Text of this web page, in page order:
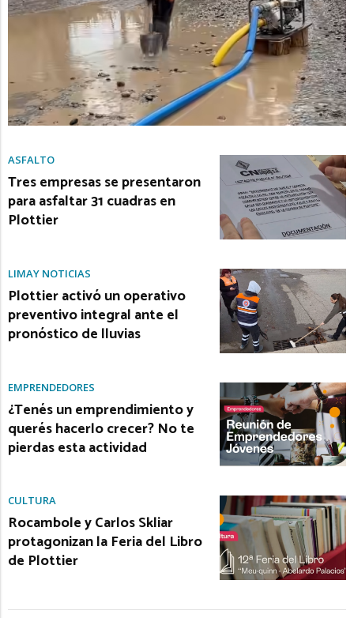
ASFALTO
Tres empresas se presentaron
para asfaltar 31 cuadras en
Plottier
LIMAY NOTICIAS
Plottier activó un operativo
preventivo integral ante el
pronóstico de lluvias
EMPRENDEDORES
¿Tenés un emprendimiento y
querés hacerlo crecer? No te
pierdas esta actividad
CULTURA
Rocambole y Carlos Skliar
protagonizan la Feria del Libro
de Plottier